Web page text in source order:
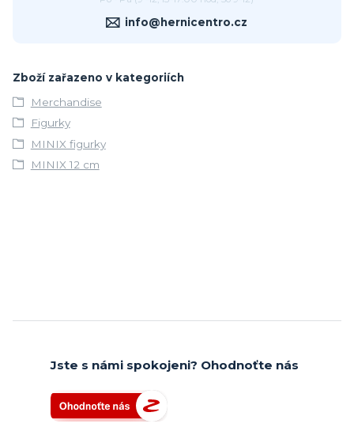
info@hernicentro.cz
Zboží zařazeno v kategoriích
Merchandise
Figurky
MINIX figurky
MINIX 12 cm
Jste s námi spokojeni? Ohodnoťte nás